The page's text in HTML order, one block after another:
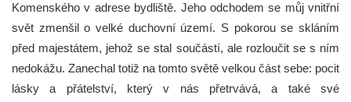
Komenského v adrese bydliště. Jeho odchodem se můj vnitřní
svět zmenšil o velké duchovní území. S pokorou se skláním
před majestátem, jehož se stal součástí, ale rozloučit se s ním
nedokážu. Zanechal totiž na tomto světě velkou část sebe: pocit
lásky a přátelství, který v nás přetrvává, a také své